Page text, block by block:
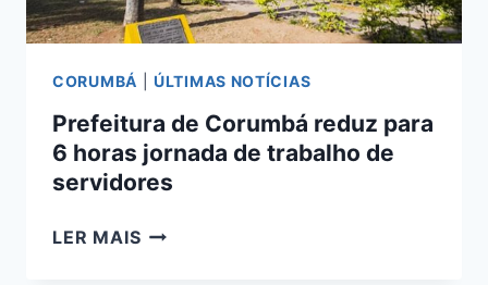
DIAS
CORUMBÁ |ÚLTIMAS NOTÍCIAS
Prefeitura de Corumbá reduz para
6 horas jornada de trabalho de
servidores
LER MAISPREFEITURA